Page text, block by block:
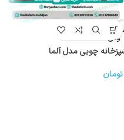
موج
ودی
چوبی مدل آلما
تومان